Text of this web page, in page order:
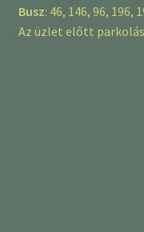
Busz: 46, 146, 96, 196,
Az üzlet előtt